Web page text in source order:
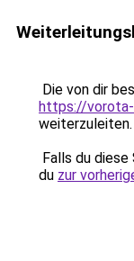
Die von dir
https://
weiterzuleiten.
Falls du
du zur